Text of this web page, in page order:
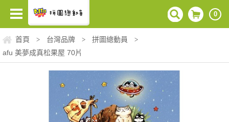
0
首頁 > 台灣品牌 > 拼圖總動員 >
afu 美夢成真松果屋 70片